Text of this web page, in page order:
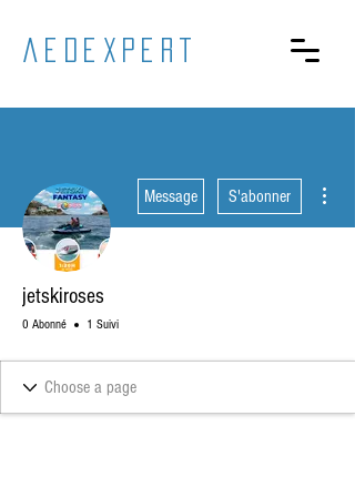
aedexpert
Message S'abonner
jetskiroses
0 Abonné 1 Suivi